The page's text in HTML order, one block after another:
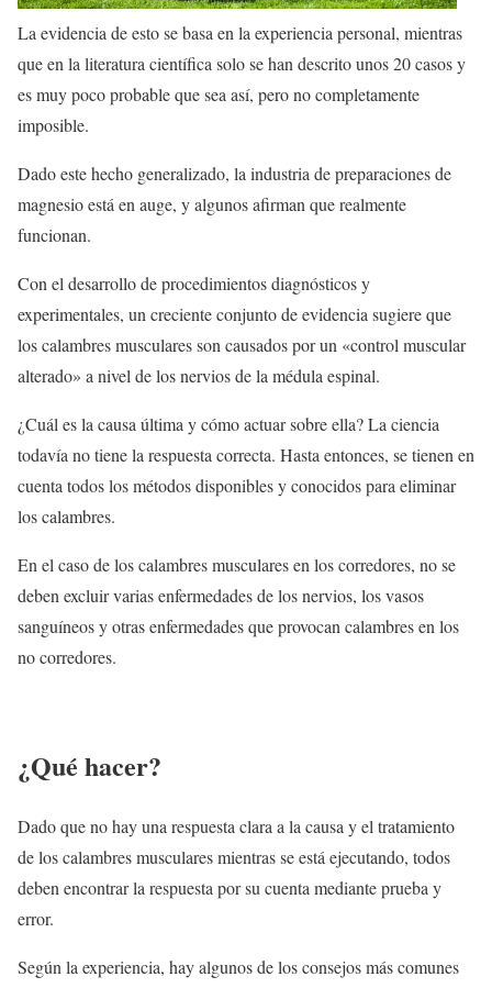
La evidencia de esto se basa en la experiencia personal, mientras
que en la literatura científica solo se han descrito unos 20 casos y
es muy poco probable que sea así, pero no completamente
imposible.
Dado este hecho generalizado, la industria de preparaciones de
magnesio está en auge, y algunos afirman que realmente
funcionan.
Con el desarrollo de procedimientos diagnósticos y
experimentales, un creciente conjunto de evidencia sugiere que
los calambres musculares son causados por un «control muscular
alterado» a nivel de los nervios de la médula espinal.
¿Cuál es la causa última y cómo actuar sobre ella? La ciencia
todavía no tiene la respuesta correcta. Hasta entonces, se tienen en
cuenta todos los métodos disponibles y conocidos para eliminar
los calambres.
En el caso de los calambres musculares en los corredores, no se
deben excluir varias enfermedades de los nervios, los vasos
sanguíneos y otras enfermedades que provocan calambres en los
no corredores.
¿Qué hacer?
Dado que no hay una respuesta clara a la causa y el tratamiento
de los calambres musculares mientras se está ejecutando, todos
deben encontrar la respuesta por su cuenta mediante prueba y
error.
Según la experiencia, hay algunos de los consejos más comunes